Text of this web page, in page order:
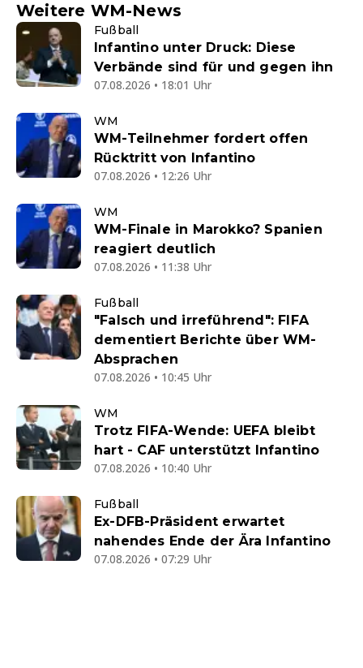
Weitere WM-News
Fußball
Infantino unter Druck: Diese
Verbände sind für und gegen ihn
07.08.2026 • 18:01 Uhr
WM
WM-Teilnehmer fordert offen
Rücktritt von Infantino
07.08.2026 • 12:26 Uhr
WM
WM-Finale in Marokko? Spanien
reagiert deutlich
07.08.2026 • 11:38 Uhr
Fußball
"Falsch und irreführend": FIFA
dementiert Berichte über WM-
Absprachen
07.08.2026 • 10:45 Uhr
WM
Trotz FIFA-Wende: UEFA bleibt
hart - CAF unterstützt Infantino
07.08.2026 • 10:40 Uhr
Fußball
Ex-DFB-Präsident erwartet
nahendes Ende der Ära Infantino
07.08.2026 • 07:29 Uhr